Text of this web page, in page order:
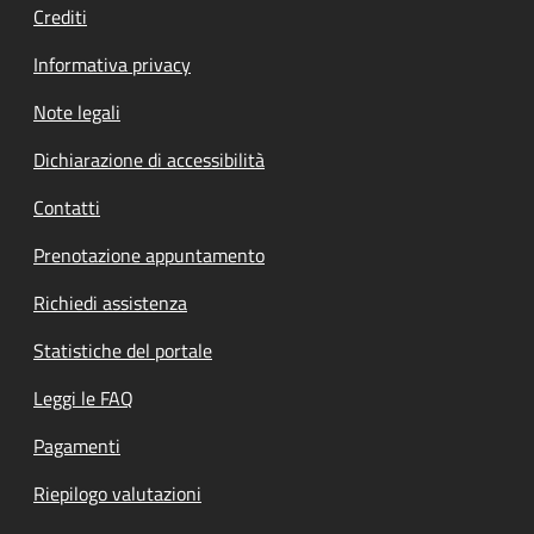
Crediti
Informativa privacy
Note legali
Dichiarazione di accessibilità
Contatti
Prenotazione appuntamento
Richiedi assistenza
Statistiche del portale
Leggi le FAQ
Pagamenti
Riepilogo valutazioni